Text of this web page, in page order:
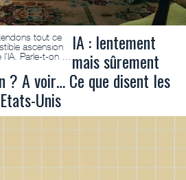
tout ce
ascension
Parle-t-on …
IA : lentement
mais sûrement
? A voir… Ce que disent les
Unis